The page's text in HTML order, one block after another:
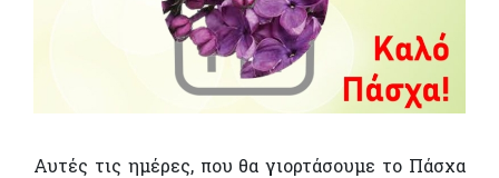
Αυτές τις ημέρες, που θα γιορτάσουμε το Πάσχα